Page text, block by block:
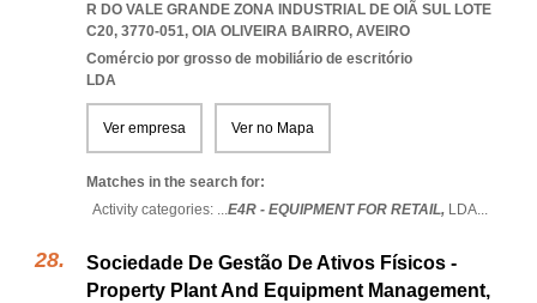
R DO VALE GRANDE ZONA INDUSTRIAL DE OIÃ SUL LOTE
C20, 3770-051, OIA OLIVEIRA BAIRRO, AVEIRO
Comércio por grosso de mobiliário de escritório
LDA
Ver empresa Ver no Mapa
Matches in the search for:
Activity categories: ...E4R - EQUIPMENT FOR RETAIL, LDA...
Sociedade De Gestão De Ativos Físicos -
Property Plant And Equipment Management,